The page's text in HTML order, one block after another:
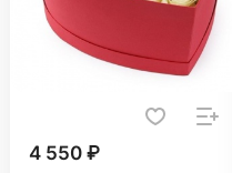
4 550 ₽